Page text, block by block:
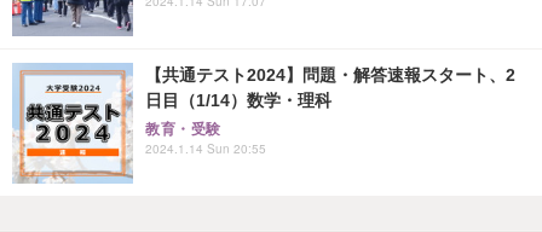
【共通テスト2024】問題・解答速報スタート、2
日目（1/14）数学・理科
教育・受験
2024.1.14 Sun 20:55